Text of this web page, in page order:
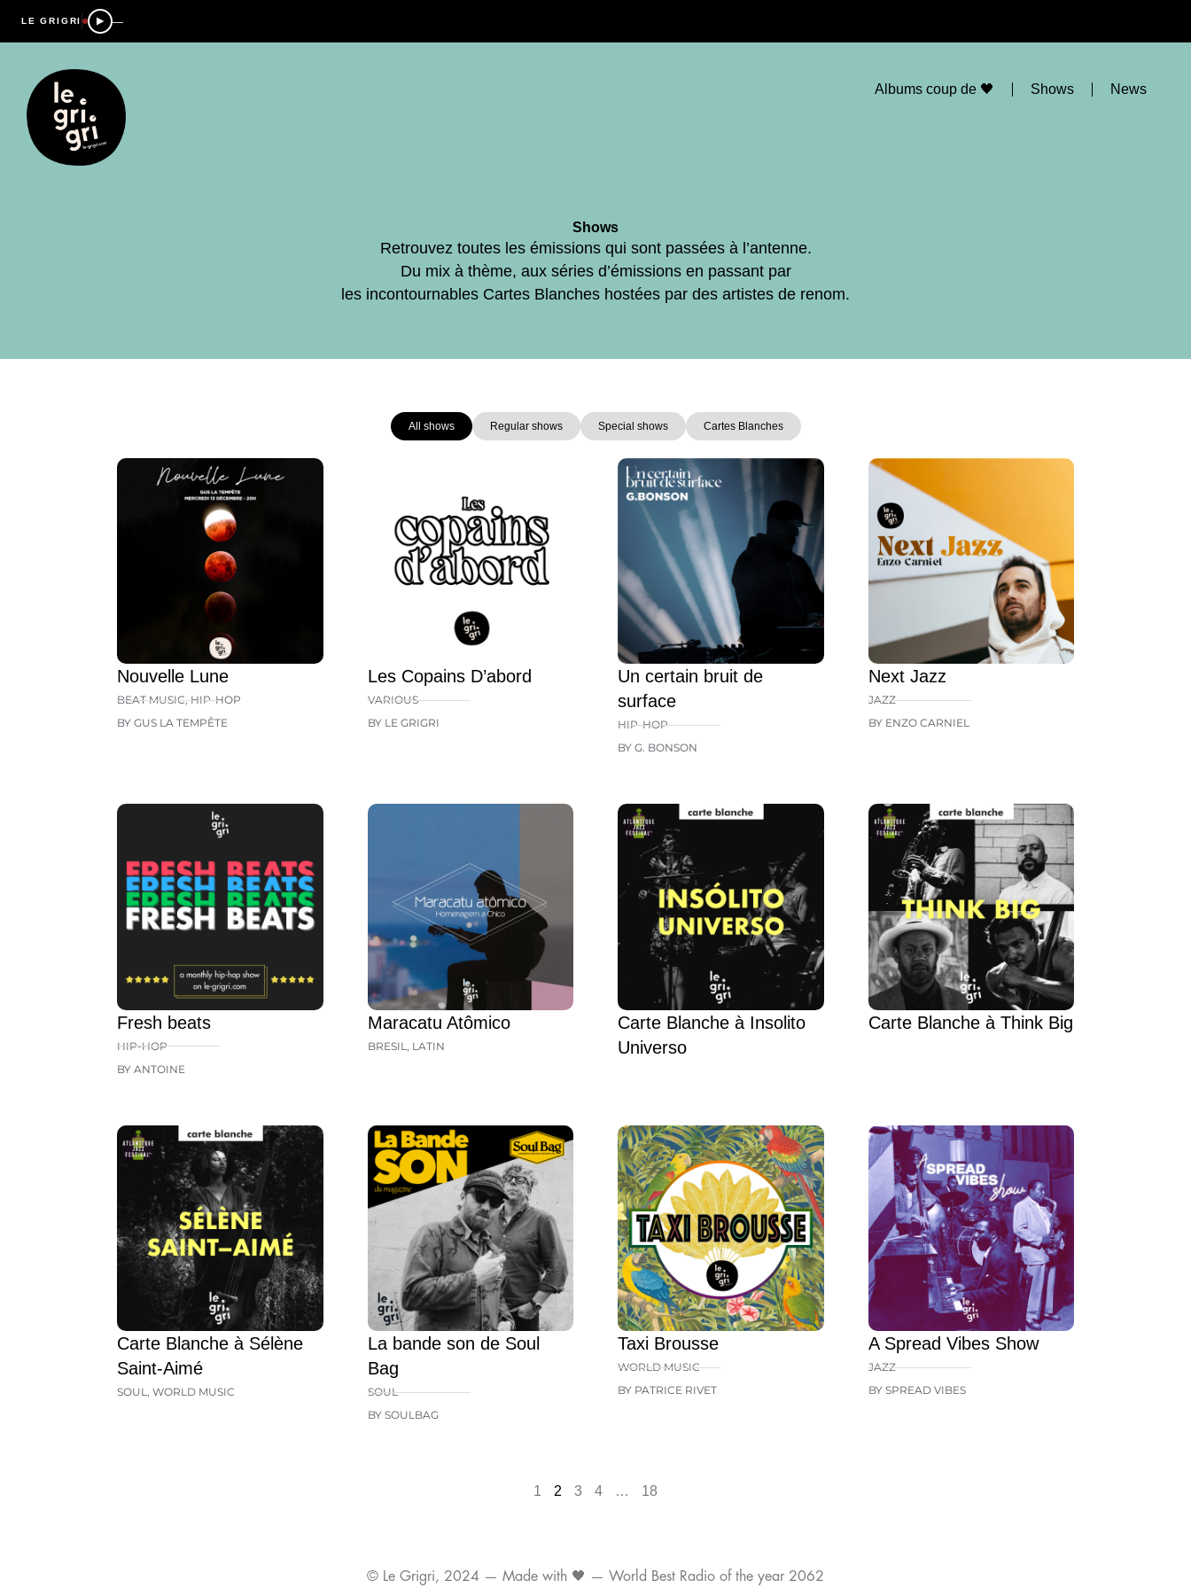
LE GRIGRI —
Albums coup de 🖤 Shows News
Shows
Retrouvez toutes les émissions qui sont passées à l’antenne.
Du mix à thème, aux séries d’émissions en passant par
les incontournables Cartes Blanches hostées par des artistes de renom.
All shows Regular shows Special shows Cartes Blanches
Nouvelle Lune
BEAT MUSIC,HIP-HOP
BY GUS LA TEMPÊTE
Les Copains D’abord
VARIOUS
BY LE GRIGRI
Un certain bruit de
surface
HIP-HOP
BY G. BONSON
Next Jazz
JAZZ
BY ENZO CARNIEL
Fresh beats
HIP-HOP
BY ANTOINE
Maracatu Atômico
BRESIL LATIN
Carte Blanche à Insolito
Universo
Carte Blanche à Think Big
Carte Blanche à Sélène
Saint-Aimé
SOUL, WORLD MUSIC
La bande son de Soul
Bag
SOUL
BY SOULBAG
Taxi Brousse
WORLD MUSIC
BY PATRICE RIVET
A Spread Vibes Show
JAZZ
BY SPREAD VIBES
1 2 3
Page
4 …
Page
18
© Le Grigri, 2024 — Made with 🖤 — World Best Radio of the year 2062